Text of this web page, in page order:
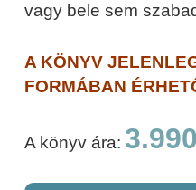
vagy bele sem
A KÖNYV
FORMÁBAN
A könyv ára: